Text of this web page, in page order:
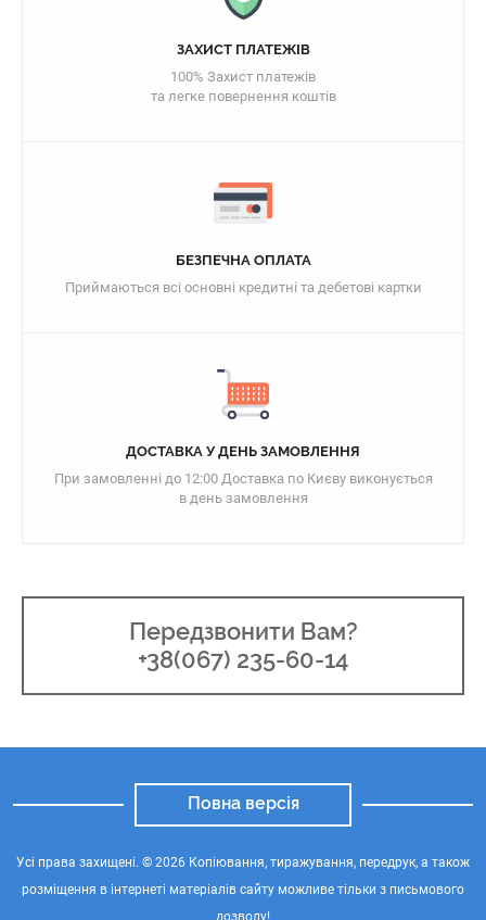
ЗАХИСТ ПЛАТЕЖІВ
100% Захист платежів
та легке повернення коштів
БЕЗПЕЧНА ОПЛАТА
Приймаються всі основні кредитні та дебетові картки
ДОСТАВКА У ДЕНЬ ЗАМОВЛЕННЯ
При замовленні до 12:00 Доставка по Києву виконується
в день замовлення
Передзвонити Вам?
+38(067) 235-60-14
Повна версія
Усі права захищені. © 2026 Копіювання, тиражування, передрук, а також
розміщення в інтернеті матеріалів сайту можливе тільки з письмового
дозволу!